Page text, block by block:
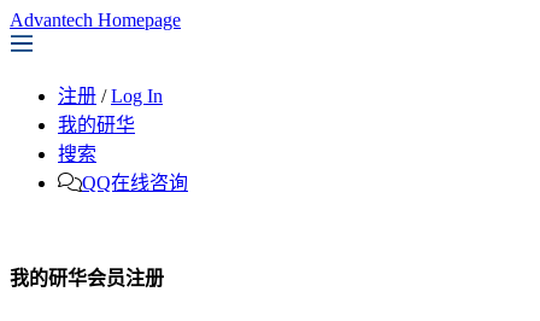
Advantech Homepage
注册 / Log In
我的研华
搜索
QQ在线咨询
我的研华会员注册